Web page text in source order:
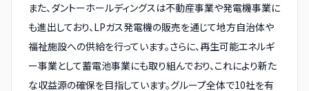
また、ダントーホールディングスは不動産事業や発電機事業に
も進出しており、LPガス発電機の販売を通じて地方自治体や
福祉施設への供給を行っています。さらに、再生可能エネルギ
ー事業として蓄電池事業にも取り組んでおり、これにより新た
な収益源の確保を目指しています。グループ全体で10社を有